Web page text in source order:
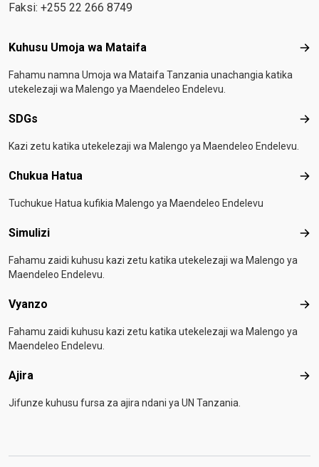
Faksi: +255 22 266 8749
Footer menu
Kuhusu Umoja wa Mataifa
Fahamu namna Umoja wa Mataifa Tanzania unachangia katika
utekelezaji wa Malengo ya Maendeleo Endelevu.
SDGs
Kazi zetu katika utekelezaji wa Malengo ya Maendeleo Endelevu.
Chukua Hatua
Tuchukue Hatua kufikia Malengo ya Maendeleo Endelevu
Simulizi
Fahamu zaidi kuhusu kazi zetu katika utekelezaji wa Malengo ya
Maendeleo Endelevu.
Vyanzo
Fahamu zaidi kuhusu kazi zetu katika utekelezaji wa Malengo ya
Maendeleo Endelevu.
Ajira Ajira
Jifunze kuhusu fursa za ajira ndani ya UN Tanzania.